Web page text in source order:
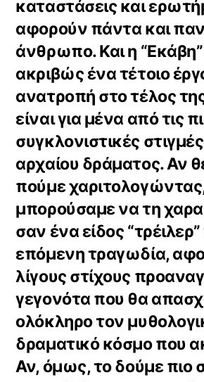
καταστάσεις και
αφορούν πάντα και
άνθρωπο. Και η “Εκάβη”
ακριβώς ένα τέτοιο
ανατροπή στο τέλος
είναι για μένα από τις
συγκλονιστικές
αρχαίου δράματος. Αν
πούμε
μπορούσαμε να τη
σαν ένα είδος “τρέιλερ”
επόμενη τραγωδία,
λίγους στίχους
γεγονότα που θα
ολόκληρο τον
δραματικό κόσμο που
Αν, όμως, το δούμε πιο